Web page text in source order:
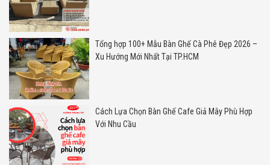
Tổng hợp 100+ Mẫu Bàn Ghế Cà Phê Đẹp 2026 –
Xu Hướng Mới Nhất Tại TP.HCM
Cách Lựa Chọn Bàn Ghế Cafe Giả Mây Phù Hợp
Với Nhu Cầu